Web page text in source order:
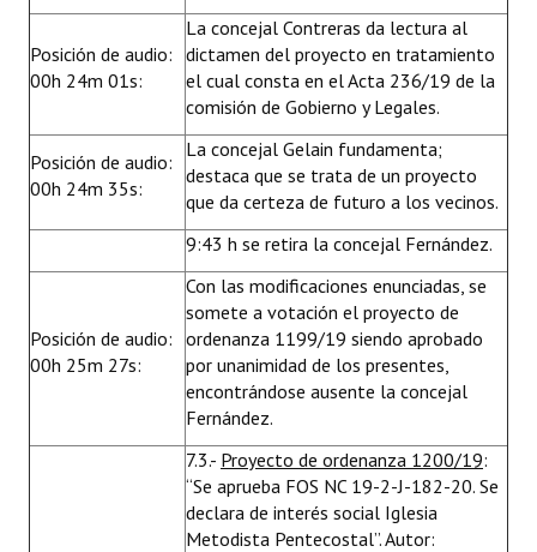
Posición de audio:
00h 24m 01s:
La concejal Contreras da lectura al
dictamen del proyecto en tratamiento
el cual consta en el Acta 236/19 de la
comisión de Gobierno y Legales.
Posición de audio:
00h 24m 35s:
La concejal Gelain fundamenta;
destaca que se trata de un proyecto
que da certeza de futuro a los vecinos.
9:43 h se retira la concejal Fernández.
Posición de audio:
00h 25m 27s:
Con las modificaciones enunciadas, se
somete a votación el proyecto de
ordenanza 1199/19 siendo aprobado
por unanimidad de los presentes,
encontrándose ausente la concejal
Fernández.
7.3.- Proyecto de ordenanza 1200/19:
“Se aprueba FOS NC 19-2-J-182-20. Se
declara de interés social Iglesia
Metodista Pentecostal”. Autor: